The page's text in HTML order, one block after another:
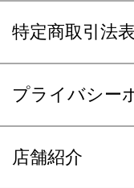
特定商取引法
プライバシー
店舗紹介